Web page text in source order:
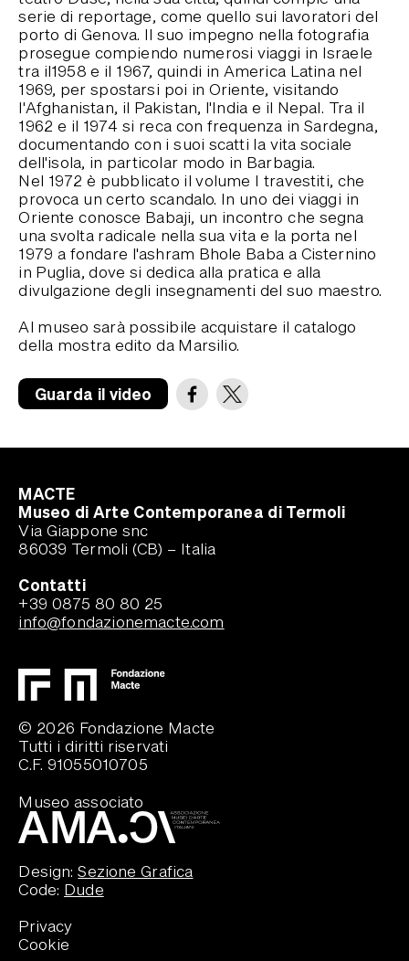
serie di reportage, come quello sui lavoratori del
porto di Genova. Il suo impegno nella fotografia
prosegue compiendo numerosi viaggi in Israele
tra il1958 e il 1967, quindi in America Latina nel
1969, per spostarsi poi in Oriente, visitando
l'Afghanistan, il Pakistan, l'India e il Nepal. Tra il
1962 e il 1974 si reca con frequenza in Sardegna,
documentando con i suoi scatti la vita sociale
dell'isola, in particolar modo in Barbagia.
Nel 1972 è pubblicato il volume I travestiti, che
provoca un certo scandalo. In uno dei viaggi in
Oriente conosce Babaji, un incontro che segna
una svolta radicale nella sua vita e la porta nel
1979 a fondare l'ashram Bhole Baba a Cisternino
in Puglia, dove si dedica alla pratica e alla
divulgazione degli insegnamenti del suo maestro.
Al museo sarà possibile acquistare il catalogo
della mostra edito da Marsilio.
Guarda il video
Lisetta Carmi, Orgosolo (bambino vicino a
MACTE
Museo di Arte Contemporanea di Termoli
Via Giappone snc
86039 Termoli (CB) – Italia
Contatti
+39 0875 80 80 25
info@fondazionemacte.com
© 2026 Fondazione Macte
Tutti i diritti riservati
C.F. 91055010705
Museo associato
Design:Sezione Grafica
Code: Dude
Privacy
Cookie